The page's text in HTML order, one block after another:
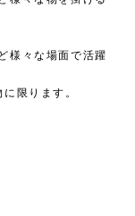
様々な場面で活躍
限ります。